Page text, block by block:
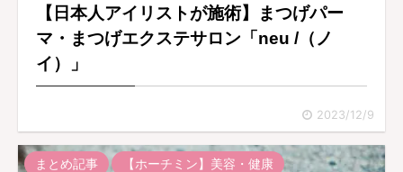
【日本人アイリストが施術】まつげパー
マ・まつげエクステサロン「neu /（ノ
イ）」
2023/12/9
まとめ記事 【ホーチミン】美容・健康